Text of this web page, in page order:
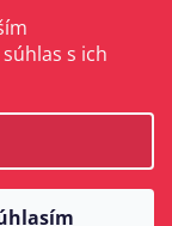
s ich